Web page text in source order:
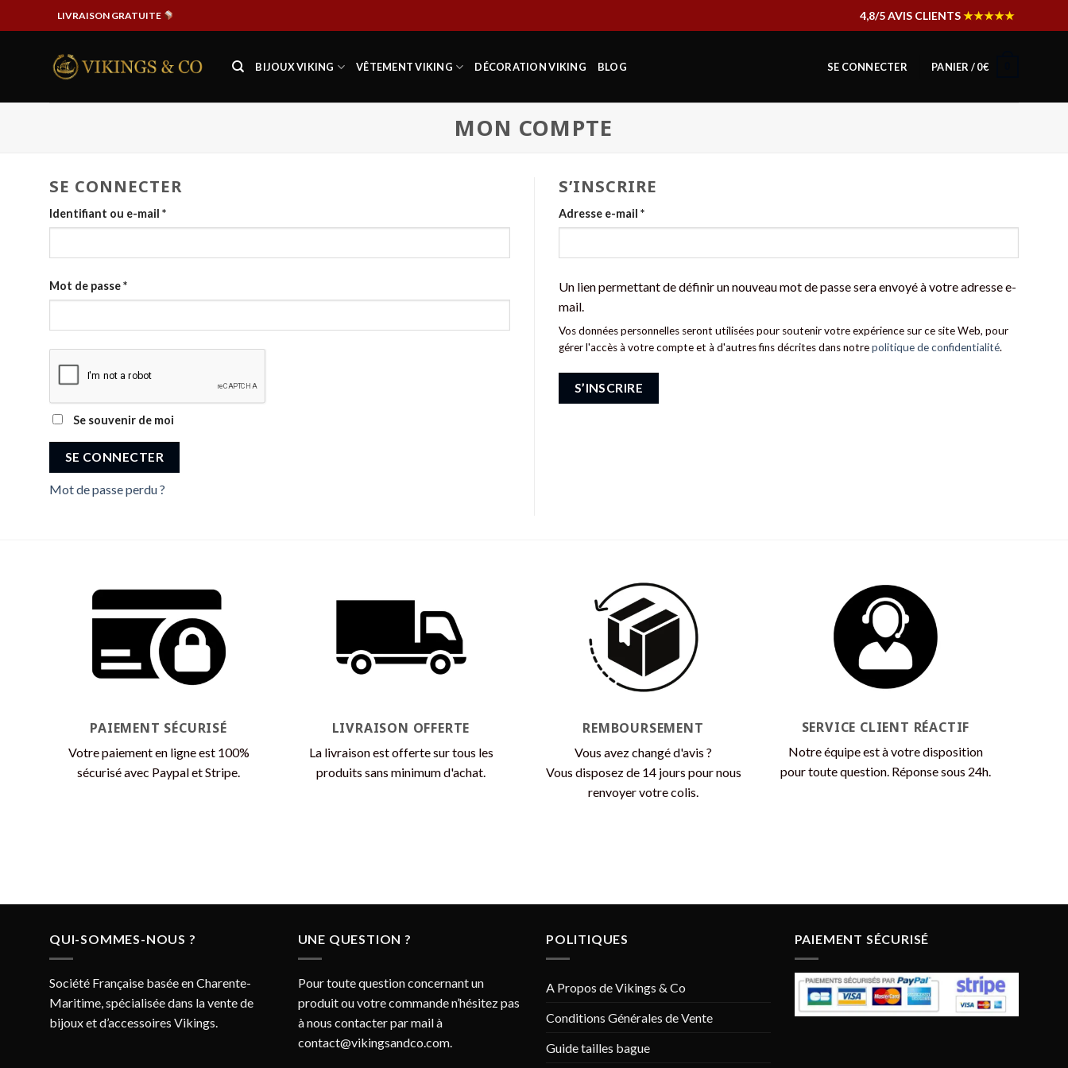
au
LIVRAISON GRATUITE 4,8/5 AVIS CLIENTS★★★★★
BIJOUX VIKING VÊTEMENT VIKING DÉCORATION VIKING BLOG SE CONNECTER PANIER /0€
MON COMPTE
SE CONNECTER
Identifiant ou e-mail *
Mot de passe*
Se souvenir de moi
SE CONNECTER
Mot de passe perdu ?
S’INSCRIRE
Adresse e-mail *
Un lien permettant de définir un nouveau mot de passe sera envoyé à votre adresse e-
mail.
Vos données personnelles seront utilisées pour soutenir votre expérience sur ce site Web, pour
gérer l'accès à votre compte et à d'autres fins décrites dans notrepolitique de confidentialité.
S’INSCRIRE
PAIEMENT SÉCURISÉ
Votre paiement en ligne est 100%
sécurisé avec Paypal et Stripe.
LIVRAISON OFFERTE
La livraison est offerte sur tous les
produits sans minimum d'achat.
REMBOURSEMENT
Vous avez changé d'avis ?
Vous disposez de 14 jours pour nous
renvoyer votre colis.
SERVICE CLIENT RÉACTIF
Notre équipe est à votre disposition
pour toute question. Réponse sous 24h.
QUI-SOMMES-NOUS ?
Société Française basée en Charente-
Maritime, spécialisée dans la vente de
bijoux et d’accessoires Vikings.
UNE QUESTION ?
Pour toute question concernant un
produit ou votre commande n’hésitez pas
à nous contacter par mail à
contact@vikingsandco.com.
POLITIQUES
A Propos de Vikings & Co
Conditions Générales de Vente
Guide tailles bague
PAIEMENT SÉCURISÉ